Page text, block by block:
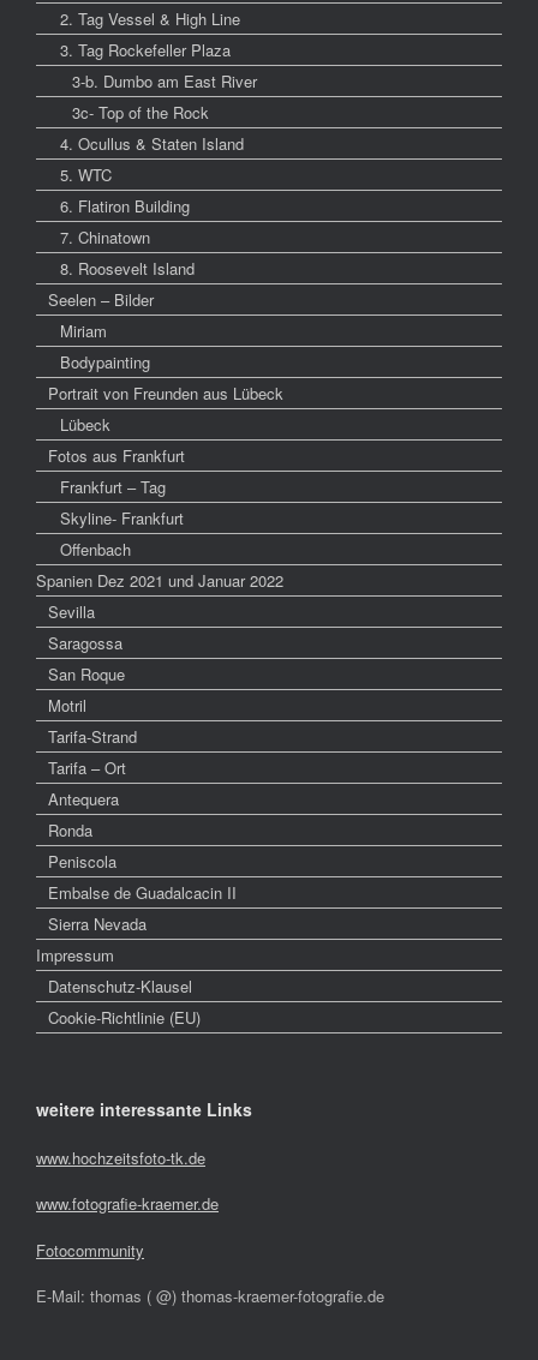
2. Tag Vessel & High Line
3. Tag Rockefeller Plaza
3-b. Dumbo am East River
3c- Top of the Rock
4. Ocullus & Staten Island
5. WTC
6. Flatiron Building
7. Chinatown
8. Roosevelt Island
Seelen – Bilder
Miriam
Bodypainting
Portrait von Freunden aus Lübeck
Lübeck
Fotos aus Frankfurt
Frankfurt – Tag
Skyline- Frankfurt
Offenbach
Spanien Dez 2021 und Januar 2022
Sevilla
Saragossa
San Roque
Motril
Tarifa-Strand
Tarifa – Ort
Antequera
Ronda
Peniscola
Embalse de Guadalcacin II
Sierra Nevada
Impressum
Datenschutz-Klausel
Cookie-Richtlinie (EU)
weitere interessante Links
www.hochzeitsfoto-tk.de
www.fotografie-kraemer.de
Fotocommunity
E-Mail: thomas ( @) thomas-kraemer-fotografie.de